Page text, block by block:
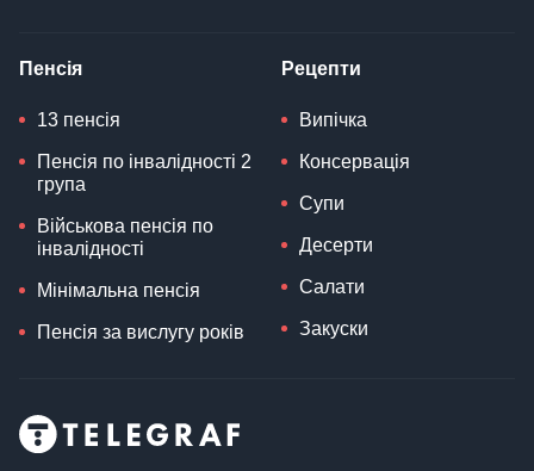
Пенсія
13 пенсія
Пенсія по інвалідності 2
група
Військова пенсія по
інвалідності
Мінімальна пенсія
Пенсія за вислугу років
Рецепти
Випічка
Консервація
Супи
Десерти
Салати
Закуски